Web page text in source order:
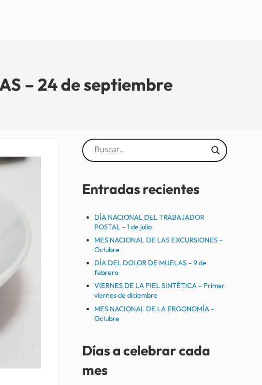
– 24 de septiembre
Sidebar
Entradas recientes
DÍA NACIONAL DEL TRABAJADOR
POSTAL – 1 de julio
MES NACIONAL DE LAS EXCURSIONES –
Octubre
DÍA DEL DOLOR DE MUELAS – 9 de
febrero
VIERNES DE LA PIEL SINTÉTICA – Primer
viernes de diciembre
MES NACIONAL DE LA ERGONOMÍA –
Octubre
Días a celebrar cada
mes